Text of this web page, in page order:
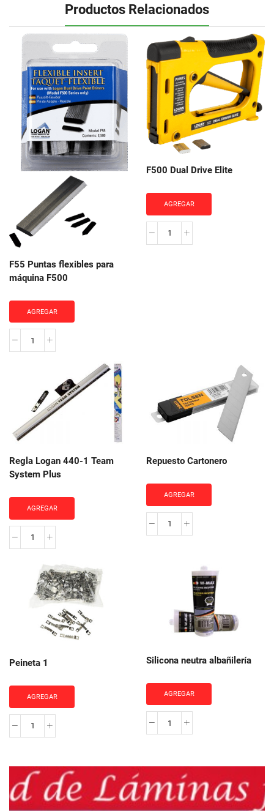
Productos Relacionados
F55 Puntas flexibles para
máquina F500
AGREGAR
F55
para
máquina
F500
cantidad
F500 Dual Drive Elite
AGREGAR
F500
Regla Logan 440-1 Team
System Plus
AGREGAR
Regla
440-
1
Team
System
Plus
Repuesto Cartonero
AGREGAR
Repuesto
Peineta 1
AGREGAR
Peineta
Silicona neutra albañilería
AGREGAR
Silicona
cantidad